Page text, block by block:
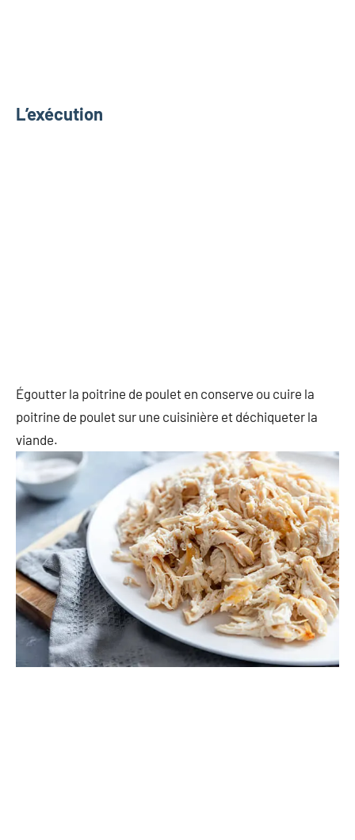
L’exécution
Égoutter la poitrine de poulet en conserve ou cuire la
poitrine de poulet sur une cuisinière et déchiqueter la
viande.